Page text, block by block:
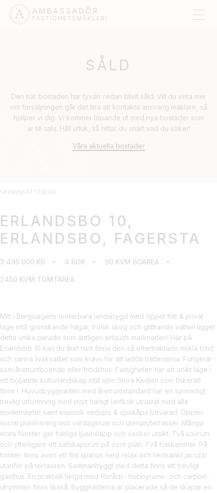
SÅLD
Den här bostaden har tyvärr redan blivit såld. Vill du veta mer
om försäljningen går det bra att kontakta ansvarig mäklare, så
hjälper vi dig. Vi kommer löpande ut med nya bostäder som
är till salu. Håll utkik, så hittar du snart vad du söker!
Våra aktuella bostäder
SKINNSKATTEBERG
ERLANDSBO 10,
ERLANDSBO, FAGERSTA
3 495 000 KR 4 ROK 90 KVM BOAREA
2450 KVM TOMTAREA
Mitt i Bergslagens underbara landsbygd med öppet fritt & privat
läge intill grönskande hagar, trolsk skog och glittrande vatten ligger
detta unika paradis som äntligen erbjuds marknaden! Här på
Erlandsbo 10 kan du året runt finna den så eftertraktade enkla fritid
och sanna livskvalitet som krävs för att ladda batterierna. Fungerar
som åretruntboende eller fritidshus. Fastigheten har ett unikt läge i
ett böljande kulturlandskap intill sjön Stora Kedjen som fiskerätt
finns i. Huvudbyggnaden med åretruntstandard har en synnerligt
trevlig utformning med stort härligt lantkök utrustat med alla
moderniteter samt klassisk vedspis & spiskåpa bevarad. Öppen
social planlösning mot vardagsrum och uterum/terrasser. Många
stora fönster ger härliga ljusinsläpp och vacker utsikt. Två sovrum
och ytterligare ett sällskapsrum på övre plan. Två baskaminer. På
tomten finns även ett fint spahus med relax och nedsänkt jacuzzi
utanför på terrassen. Sammanbyggt med detta finns ett trevligt
gästhus. En praktisk länga med förråds- hobbyrums- och carport-
utrymmen finns likaså. Byggnaderna är placerade så de skapar en